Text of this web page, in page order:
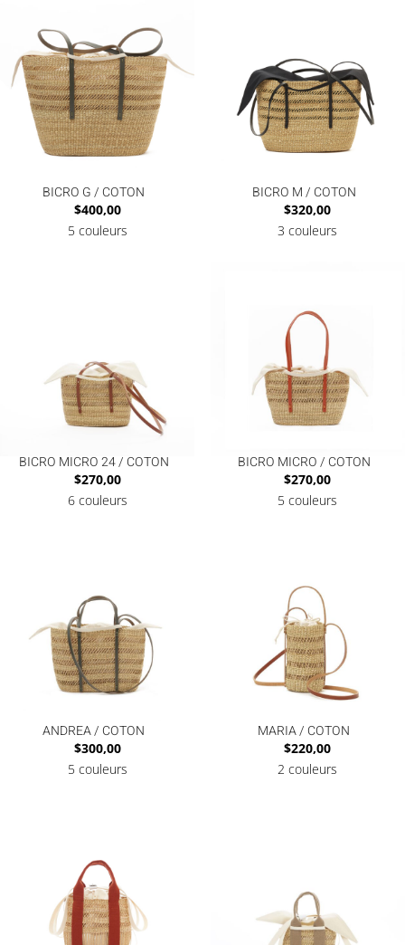
BICRO G / COTON
$400,00
5 couleurs
BICRO M / COTON
$320,00
3 couleurs
BICRO MICRO 24 / COTON
$270,00
6 couleurs
BICRO MICRO / COTON
$270,00
5 couleurs
ANDREA / COTON
$300,00
5 couleurs
MARIA / COTON
$220,00
2 couleurs